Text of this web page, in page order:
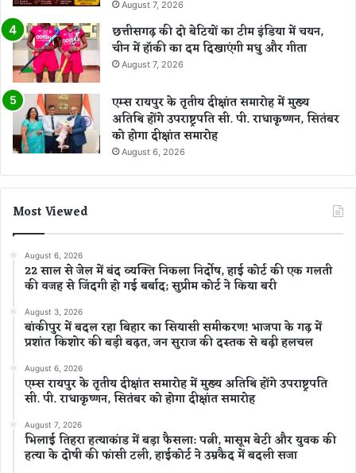
August 7, 2026
छत्तीसगढ़ की दो बेटियों का टीम इंडिया में चयन,
चीन में हॉकी का दम दिखाएंगी मधु और गीता
August 7, 2026
एम्स रायपुर के तृतीय दीक्षांत समारोह में मुख्य
अतिथि होंगे उपराष्ट्रपति सी. पी. राधाकृष्णन, सितंबर
को होगा दीक्षांत समारोह
August 6, 2026
Most Viewed
August 6, 2026
22 साल से जेल में बंद व्यक्ति निकला निर्दोष, हाई कोर्ट की एक गलती
की वजह से जिंदगी हो गई बर्बाद; सुप्रीम कोर्ट ने किया बरी
August 3, 2026
बांकीपुर में बदल रहा बिहार का सियासी समीकरण! भाजपा के गढ़ में
प्रशांत किशोर की बड़ी बढ़त, जन सुराज की दस्तक से बढ़ी हलचल
August 6, 2026
एम्स रायपुर के तृतीय दीक्षांत समारोह में मुख्य अतिथि होंगे उपराष्ट्रपति
सी. पी. राधाकृष्णन, सितंबर को होगा दीक्षांत समारोह
August 7, 2026
भिलाई तिहरा हत्याकांड में बड़ा फैसला: पत्नी, मासूम बेटी और युवक की
हत्या के दोषी की फांसी टली, हाईकोर्ट ने उम्रकैद में बदली सजा